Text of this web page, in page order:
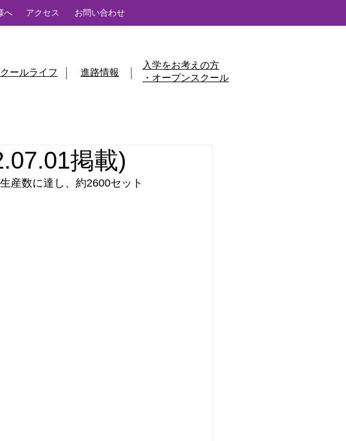
へ アクセス お問い合わせ
ールライフ 進路情報
入学をお考えの方
・オープンスクール
掲載)
産数に達し、約2600セット